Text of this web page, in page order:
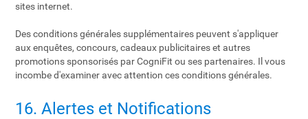
sites internet.
Des conditions générales supplémentaires peuvent s'appliquer
aux enquêtes, concours, cadeaux publicitaires et autres
promotions sponsorisés par CogniFit ou ses partenaires. Il vous
incombe d'examiner avec attention ces conditions générales.
16. Alertes et Notifications